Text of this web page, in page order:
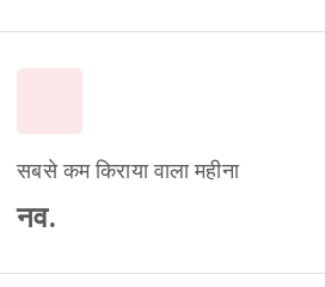
सबसे कम किराया वाला महीना
नव.